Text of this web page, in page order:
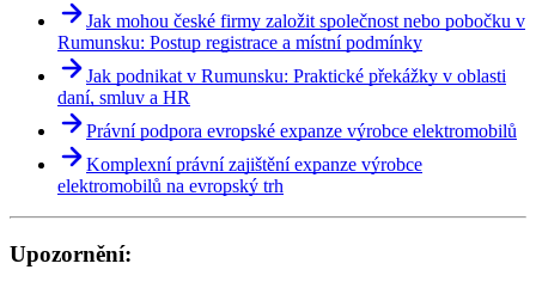
Jak mohou české firmy založit společnost nebo pobočku v
Rumunsku: Postup registrace a místní podmínky
Jak podnikat v Rumunsku: Praktické překážky v oblasti
daní, smluv a HR
Právní podpora evropské expanze výrobce elektromobilů
Komplexní právní zajištění expanze výrobce
elektromobilů na evropský trh
Upozornění: